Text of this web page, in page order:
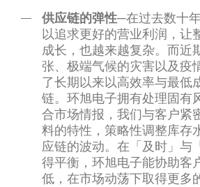
供应链的弹性─在过去数十
以追求更好的营业利润，让
成长，也越来越复杂。而近
张、极端气候的灾害以及疫
了长期以来以高效率与最低
链。环旭电子拥有处理固有
合市场情报，我们与客户紧
料的特性，策略性调整库存
应链的波动。在「及时」与
得平衡，环旭电子能协助客
低，在市场动荡下取得更多